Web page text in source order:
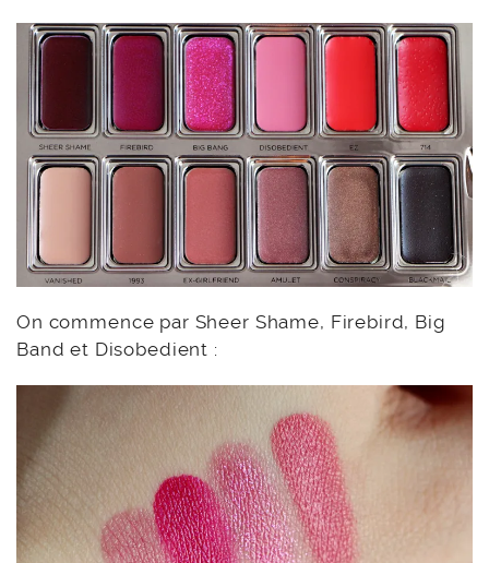
On commence par Sheer Shame, Firebird, Big
Band et Disobedient :